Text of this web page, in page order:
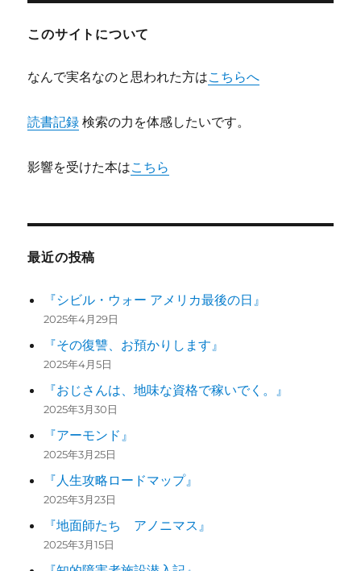
このサイトについて
なんで実名なのと思われた方はこちらへ
読書記録 検索の力を体感したいです。
影響を受けた本はこちら
最近の投稿
『シビル・ウォー アメリカ最後の日』
2025年4月29日
『その復讐、お預かりします』
2025年4月5日
『おじさんは、地味な資格で稼いでく。』
2025年3月30日
『アーモンド』
2025年3月25日
『人生攻略ロードマップ』
2025年3月23日
『地面師たち アノニマス』
2025年3月15日